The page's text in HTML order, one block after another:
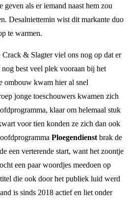
geven als er iemand naast hem zou
Desalniettemin wist dit markante duo
te warmen.
& Slagter viel ons nog op dat er
best veel plek vooraan bij het
ombouw kwam hier al snel
jonge toeschouwers kwamen zich
klaar om helemaal stuk
voor tien konden ze zich dan ook
Ploegendienst brak de
een verterende start, want het zoontje
een paar woordjes meedoen op
die ook door het publiek luid werd
is sinds 2018 actief en liet onder